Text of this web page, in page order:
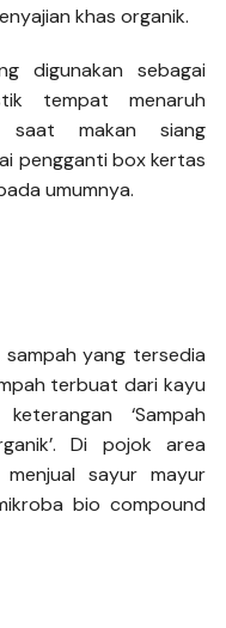
khas organik.
digunakan sebagai
tempat menaruh
saat makan siang
pengganti box kertas
umumnya.
yang tersedia
terbuat dari kayu
‘Sampah
Di pojok area
sayur mayur
bio compound